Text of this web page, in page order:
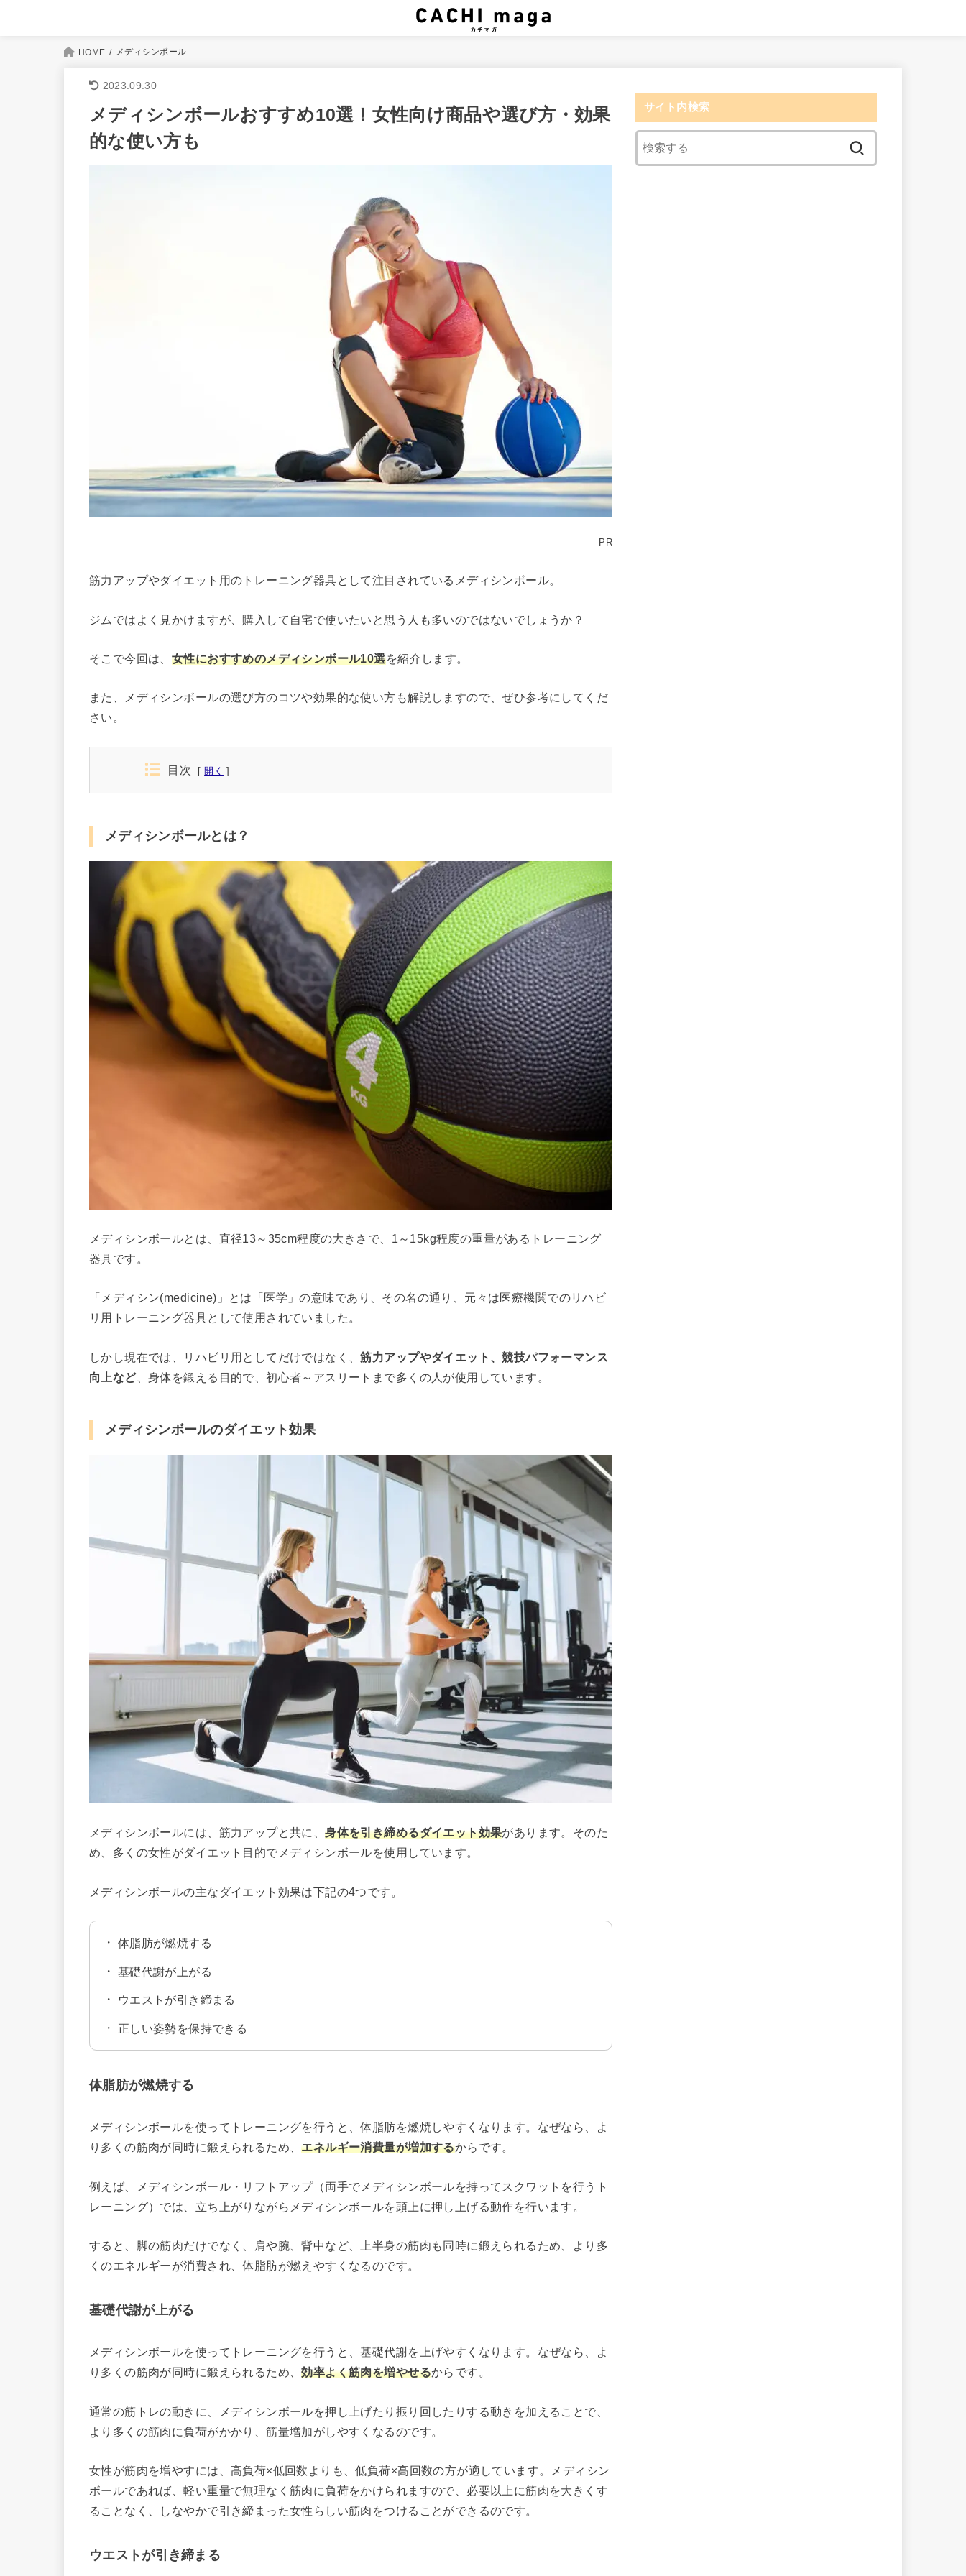
HOME メディシンボール
2023.09.30
メディシンボールおすすめ10選！女性向け商品や選び方・効果
的な使い方も
PR
筋力アップやダイエット用のトレーニング器具として注目されているメディシンボール。
ジムではよく見かけますが、購入して自宅で使いたいと思う人も多いのではないでしょうか？
そこで今回は、 女性におすすめのメディシンボール10選を紹介します。
また、メディシンボールの選び方のコツや効果的な使い方も解説しますので、ぜひ参考にしてくだ
さい。
目次 開く
メディシンボールとは？
メディシンボールとは、直径13～35cm程度の大きさで、1～15kg程度の重量があるトレーニング
器具です。
「メディシン(medicine)」とは「医学」の意味であり、その名の通り、元々は医療機関でのリハビ
リ用トレーニング器具として使用されていました。
しかし現在では、リハビリ用としてだけではなく、筋力アップやダイエット、競技パフォーマンス
向上など、身体を鍛える目的で、初心者～アスリートまで多くの人が使用しています。
メディシンボールのダイエット効果
メディシンボールには、筋力アップと共に、身体を引き締めるダイエット効果があります。そのた
め、多くの女性がダイエット目的でメディシンボールを使用しています。
メディシンボールの主なダイエット効果は下記の4つです。
体脂肪が燃焼する
基礎代謝が上がる
ウエストが引き締まる
正しい姿勢を保持できる
体脂肪が燃焼する
メディシンボールを使ってトレーニングを行うと、体脂肪を燃焼しやすくなります。なぜなら、よ
り多くの筋肉が同時に鍛えられるため、エネルギー消費量が増加するからです。
例えば、メディシンボール・リフトアップ（両手でメディシンボールを持ってスクワットを行うト
レーニング）では、立ち上がりながらメディシンボールを頭上に押し上げる動作を行います。
すると、脚の筋肉だけでなく、肩や腕、背中など、上半身の筋肉も同時に鍛えられるため、より多
くのエネルギーが消費され、体脂肪が燃えやすくなるのです。
基礎代謝が上がる
メディシンボールを使ってトレーニングを行うと、基礎代謝を上げやすくなります。なぜなら、よ
り多くの筋肉が同時に鍛えられるため、効率よく筋肉を増やせるからです。
通常の筋トレの動きに、メディシンボールを押し上げたり振り回したりする動きを加えることで、
より多くの筋肉に負荷がかかり、筋量増加がしやすくなるのです。
女性が筋肉を増やすには、高負荷×低回数よりも、低負荷×高回数の方が適しています。メディシン
ボールであれば、軽い重量で無理なく筋肉に負荷をかけられますので、必要以上に筋肉を大きくす
ることなく、しなやかで引き締まった女性らしい筋肉をつけることができるのです。
ウエストが引き締まる
サイト内検索